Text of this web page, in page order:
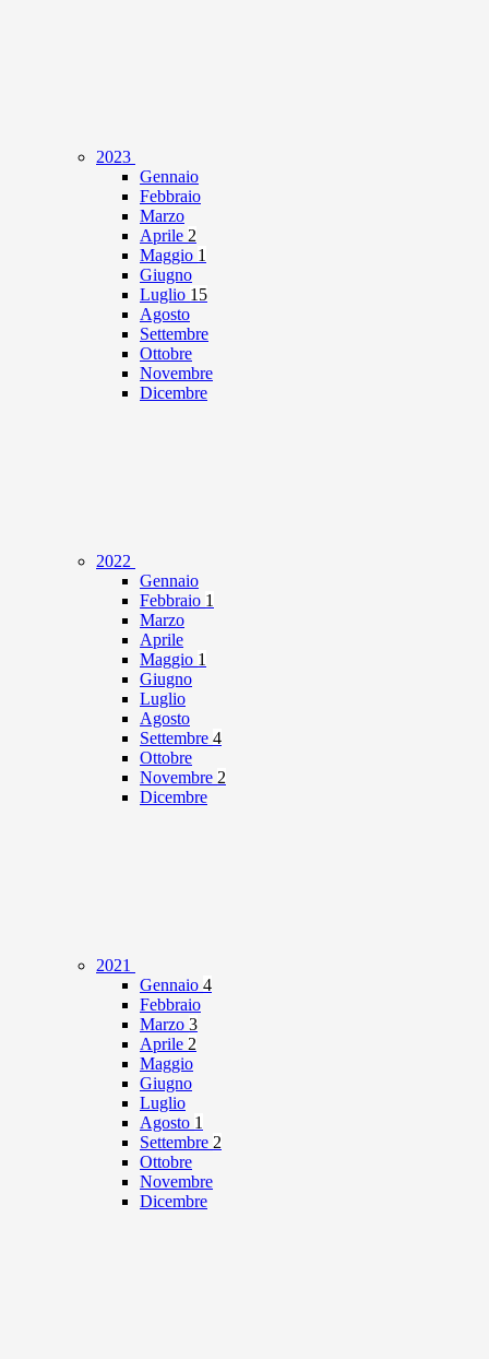
2023
Gennaio
Febbraio
Marzo
Aprile 2
Maggio 1
Giugno
Luglio 15
Agosto
Settembre
Ottobre
Novembre
Dicembre
2022
Gennaio
Febbraio 1
Marzo
Aprile
Maggio 1
Giugno
Luglio
Agosto
Settembre 4
Ottobre
Novembre 2
Dicembre
2021
Gennaio 4
Febbraio
Marzo 3
Aprile 2
Maggio
Giugno
Luglio
Agosto 1
Settembre 2
Ottobre
Novembre
Dicembre